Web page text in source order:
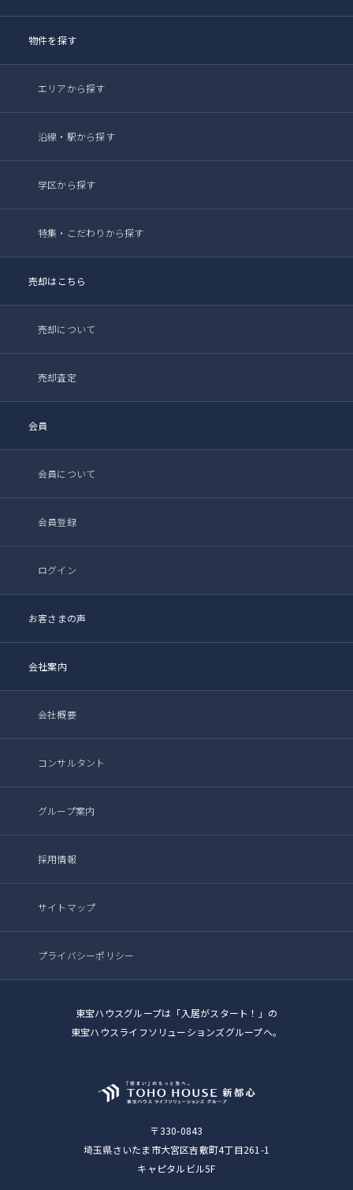
物件を探す
エリアから探す
沿線・駅から探す
学区から探す
特集・こだわりから探す
売却はこちら
売却について
売却査定
会員
会員について
会員登録
ログイン
お客さまの声
会社案内
会社概要
コンサルタント
グループ案内
採用情報
サイトマップ
プライバシーポリシー
東宝ハウスグループは「入居がスタート！」の
東宝ハウスライフソリューションズグループへ。
〒330-0843
埼玉県さいたま市大宮区吉敷町4丁目261-1
キャピタルビル5F